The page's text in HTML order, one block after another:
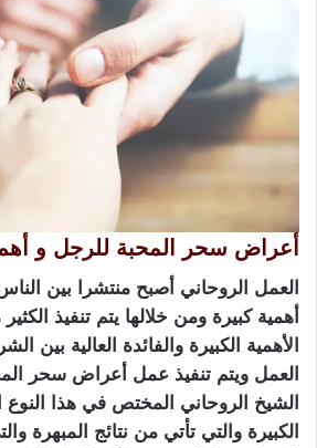
أعراض سحر المحبة للرجل و
العمل الروحاني أصبح منتشرا بين
أهمية كبيرة ومن خلالها يتم تنفيذ
الأهمية الكبيرة والفائدة العالية بين
العمل ويتم تنفيذ عمل أعراض سحر
الشيخ الروحاني المختص في هذا النوع
الكبيرة والتي تأتي من نتائج المبهرة